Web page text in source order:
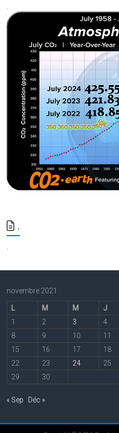
.
.
.
novembre 2021
L M M J
1
2 3 4
8
9 10 11
15
16 17 18
22
23 24 25
29
30
« Sep Déc »